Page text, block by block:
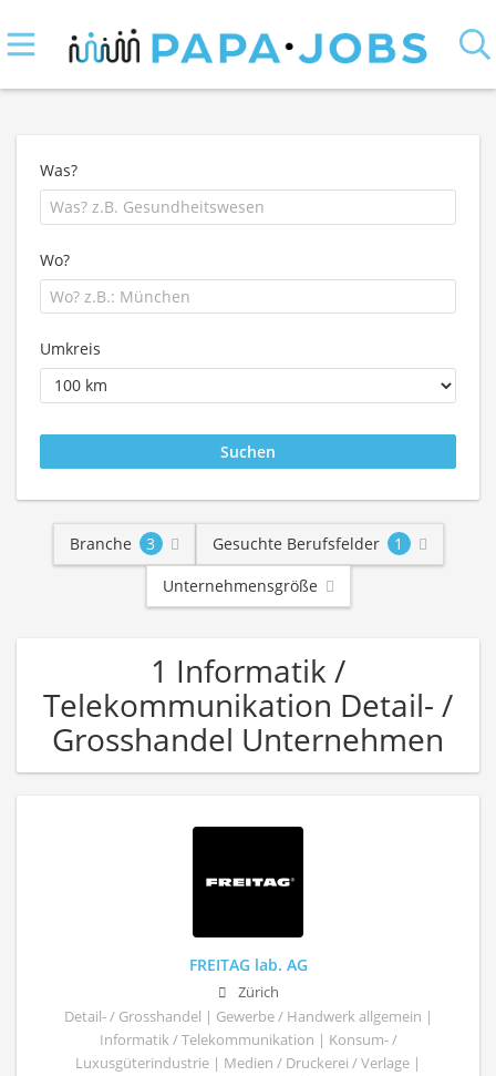
Was?
Wo?
Umkreis
Branche 3 Gesuchte Berufsfelder
1
Unternehmensgröße
1 Informatik /
Telekommunikation Detail- /
Grosshandel Unternehmen
FREITAG lab. AG
Zürich
Detail- / Grosshandel | Gewerbe / Handwerk allgemein |
Informatik / Telekommunikation | Konsum- /
Luxusgüterindustrie | Medien / Druckerei / Verlage |